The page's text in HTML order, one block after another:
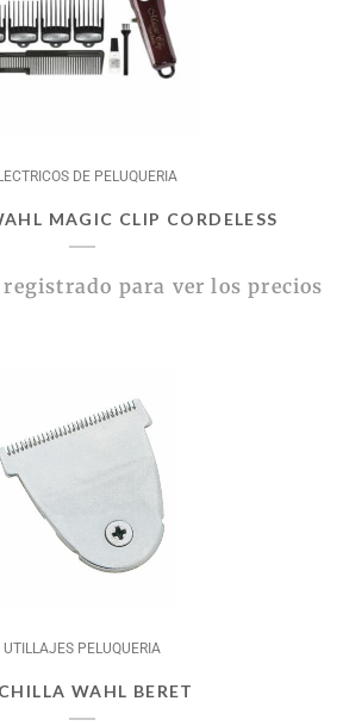
DE PELUQUERIA
MAGIC CLIP CORDELESS
registrado para ver los precios
UTILLAJES PELUQUERIA
WAHL BERET